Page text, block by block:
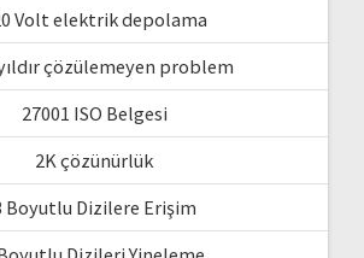
Volt elektrik depolama
çözülemeyen problem
27001 ISO Belgesi
2K çözünürlük
Boyutlu Dizilere Erişim